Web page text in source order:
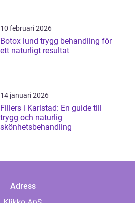
10 februari 2026
Botox lund trygg behandling för
ett naturligt resultat
14 januari 2026
Fillers i Karlstad: En guide till
trygg och naturlig
skönhetsbehandling
Adress